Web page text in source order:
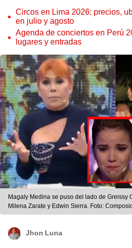
Circos en Lima 2026: precios,
en julio y agosto
Agenda de conciertos en Perú
lugares y entradas
Magaly Medina se puso del lado de Greissy
Milena Zarate y Edwin Sierra. Foto:
Jhon Luna